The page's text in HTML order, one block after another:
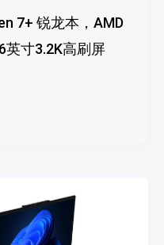
7+ 锐龙本，AMD
英寸3.2K高刷屏